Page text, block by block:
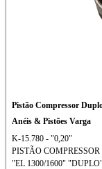
Pistão Compressor
Anéis & Pistões Varga
K-15.780 - "0,20"
PISTÃO COMPRESSOR
"EL 1300/1600"